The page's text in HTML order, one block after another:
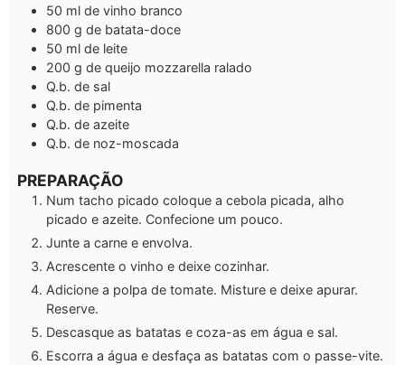
50 ml de vinho branco
800 g de batata-doce
50 ml de leite
200 g de queijo mozzarella ralado
Q.b. de sal
Q.b. de pimenta
Q.b. de azeite
Q.b. de noz-moscada
PREPARAÇÃO
Num tacho picado coloque a cebola picada, alho
picado e azeite. Confecione um pouco.
Junte a carne e envolva.
Acrescente o vinho e deixe cozinhar.
Adicione a polpa de tomate. Misture e deixe apurar.
Reserve.
Descasque as batatas e coza-as em água e sal.
Escorra a água e desfaça as batatas com o passe-vite.